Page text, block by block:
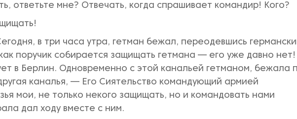
ответьте мне? Отвечать, когда спрашивает командир! Кого?
в три часа утра, гетман бежал, переодевшись
поручик собирается защищать гетмана — его уже давно нет!
в Берлин. Одновременно с этой канальей гетманом, бежала
каналья, — Его Сиятельство командующий армией
мои, не только некого защищать, но и командовать нами
дал ходу вместе с ним.